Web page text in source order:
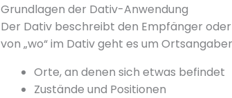
Grundlagen der Dativ-Anwendung
Der Dativ beschreibt den Empfänger
von „wo“ im Dativ geht es um
Orte, an denen sich etwas befindet
Zustände und Positionen